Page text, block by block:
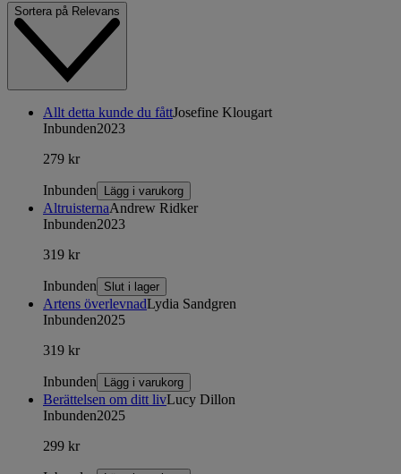
Sortera på Relevans
Allt detta kunde du fåttJosefine Klougart
Inbunden2023
279 kr
Inbunden Lägg i varukorg
AltruisternaAndrew Ridker
Inbunden2023
319 kr
Inbunden Slut i lager
Artens överlevnadLydia Sandgren
Inbunden2025
319 kr
Inbunden Lägg i varukorg
Berättelsen om ditt livLucy Dillon
Inbunden2025
299 kr